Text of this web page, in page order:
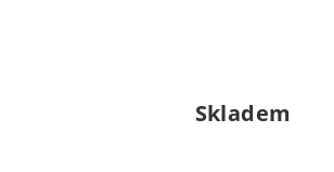
Skladem